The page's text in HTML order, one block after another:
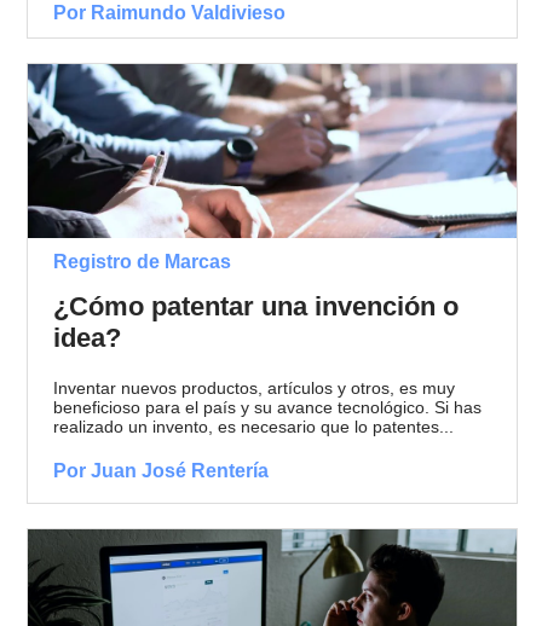
Por Raimundo Valdivieso
Registro de Marcas
¿Cómo patentar una invención o
idea?
Inventar nuevos productos, artículos y otros, es muy
beneficioso para el país y su avance tecnológico. Si has
realizado un invento, es necesario que lo patentes...
Por Juan José Rentería